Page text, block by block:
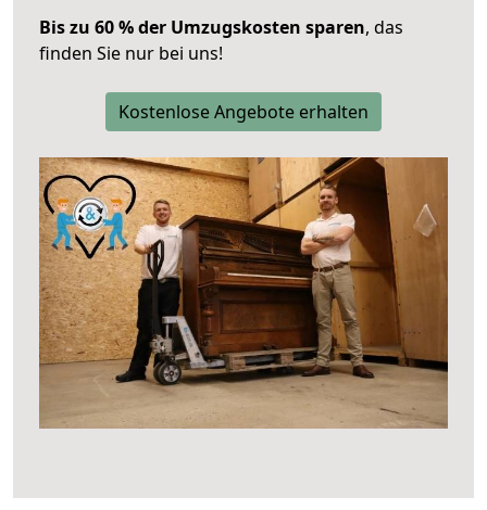
Bis zu 60 % der Umzugskosten sparen, das
finden Sie nur bei uns!
Kostenlose Angebote erhalten